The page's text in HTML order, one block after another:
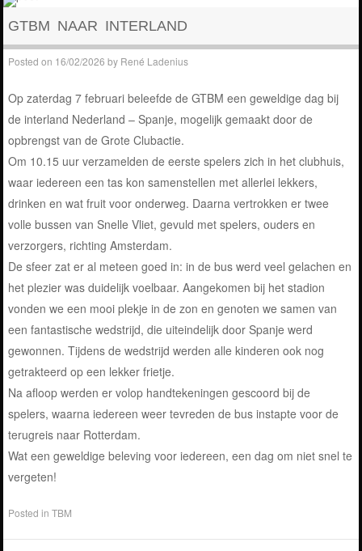
GTBM NAAR INTERLAND
Posted on 16/02/2026 by René Ladenius
Op zaterdag 7 februari beleefde de GTBM een geweldige dag bij
de interland Nederland – Spanje, mogelijk gemaakt door de
opbrengst van de Grote Clubactie.
Om 10.15 uur verzamelden de eerste spelers zich in het clubhuis,
waar iedereen een tas kon samenstellen met allerlei lekkers,
drinken en wat fruit voor onderweg. Daarna vertrokken er twee
volle bussen van Snelle Vliet, gevuld met spelers, ouders en
verzorgers, richting Amsterdam.
De sfeer zat er al meteen goed in: in de bus werd veel gelachen en
het plezier was duidelijk voelbaar. Aangekomen bij het stadion
vonden we een mooi plekje in de zon en genoten we samen van
een fantastische wedstrijd, die uiteindelijk door Spanje werd
gewonnen. Tijdens de wedstrijd werden alle kinderen ook nog
getrakteerd op een lekker frietje.
Na afloop werden er volop handtekeningen gescoord bij de
spelers, waarna iedereen weer tevreden de bus instapte voor de
terugreis naar Rotterdam.
Wat een geweldige beleving voor iedereen, een dag om niet snel te
vergeten!
Posted inTBM